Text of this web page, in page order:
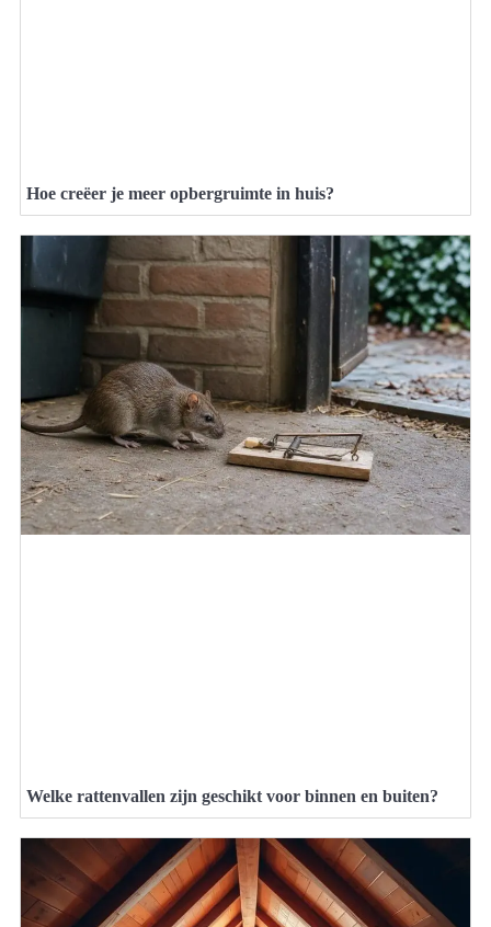
Hoe creëer je meer opbergruimte in huis?
Welke rattenvallen zijn geschikt voor binnen en buiten?